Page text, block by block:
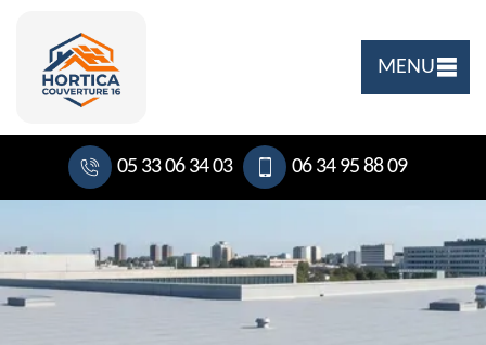
MENU
05 33 06 34 03 06 34 95 88 09